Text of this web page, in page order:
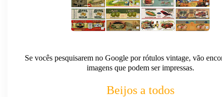
Se vocês pesquisarem no Google por rótulos vintage, vão
imagens que podem ser impressas.
Beijos a todos